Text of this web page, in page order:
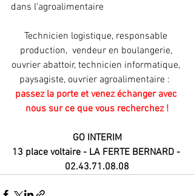
dans l'agroalimentaire
Technicien logistique, responsable
production,  vendeur en boulangerie,
ouvrier abattoir, technicien informatique,
paysagiste, ouvrier agroalimentaire :
passez la porte et venez échanger avec
nous sur ce que vous recherchez !
GO INTERIM
13 place voltaire - LA FERTE BERNARD -
02.43.71.08.08